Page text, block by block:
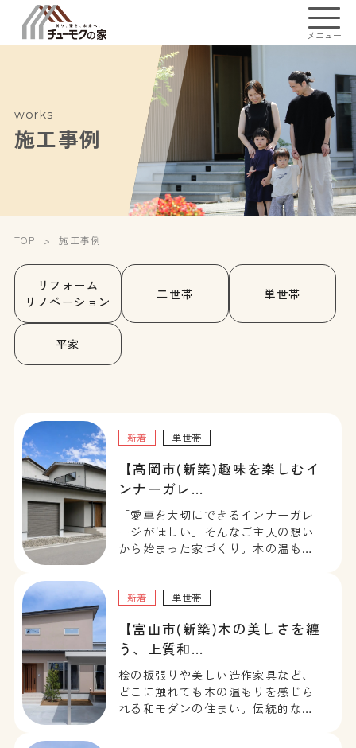
メニュー
works
施工事例
TOP 施工事例
リフォーム
リノベーション
二世帯 単世帯
平家
新着 単世帯
【高岡市(新築)趣味を楽しむイ
ンナーガレ…
「愛車を大切にできるインナーガレ
ージがほしい」そんなご主人の想い
から始まった家づくり。木の温もり
ティリティなど、家事ラクとプライ
です。
新着 単世帯
【富山市(新築)木の美しさを纏
う、上質和…
桧の板張りや美しい造作家具など、
どこに触れても木の温もりを感じら
れる和モダンの住まい。伝統的な和